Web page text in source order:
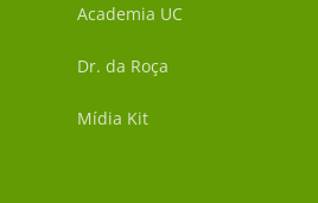
Academia UC
Dr. da Roça
Mídia Kit